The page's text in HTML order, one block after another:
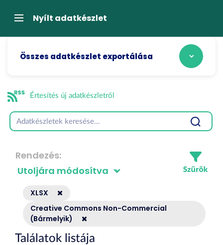
átugrásaNavigációNyílt adatkészlet
Összes adatkészlet exportálása
Értesítés új adatkészletről
Rendezés
XLSX
Creative Commons Non-Commercial
(Bármelyik)
Találatok listája